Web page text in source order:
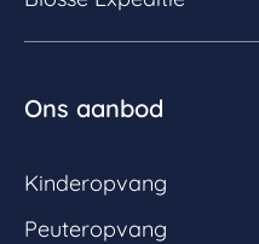
Ons aanbod
Kinderopvang
Peuteropvang